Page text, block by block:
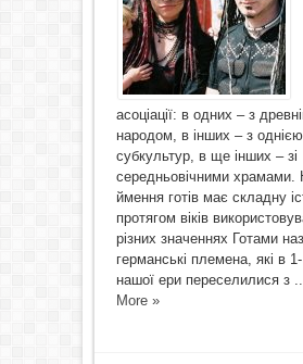
асоціації: в одних – з
народом, в інших – з однією
субкультур, в ще інших – зі
середньовічними храмами.
ймення готів має складну
протягом віків
різних значеннях Готами
германські племена, які в
нашої ери переселилися з
More »